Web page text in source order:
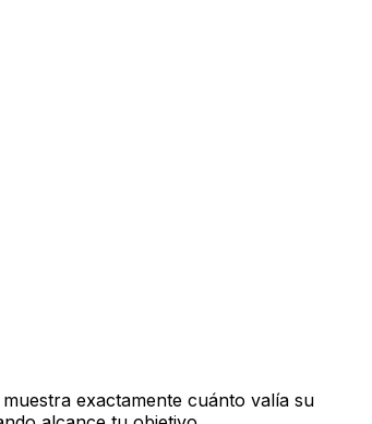
exactamente cuánto valía su